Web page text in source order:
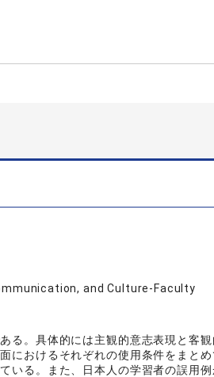
and Culture-Faculty
る。具体的には主観的意志表現と客
におけるそれぞれの使用条件をまと
いる。また、日本人の学習者の誤用